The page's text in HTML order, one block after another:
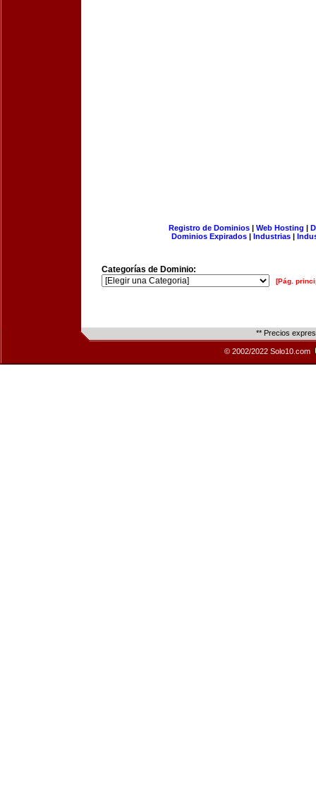
Registro de Dominios| Web Hosting |
Dominios Expirados | Industrias |
Categorías de Dominio:
[Pág.
** Precios
© 2002/2022 Solo10.com